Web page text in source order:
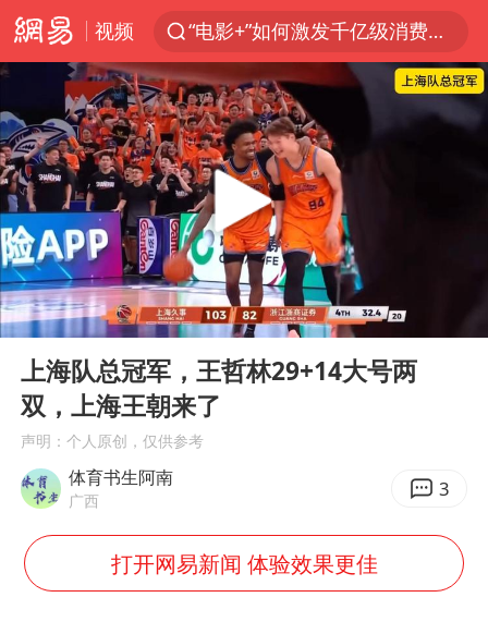
视频
“电影+”如何激发千亿级消费新活力？
泉州市委书记张毅恭被查
台风白海豚已进入24小时警戒线
国乒男单横滨冠军赛全军覆没
四川宜宾高县4.9级地震致1死
38岁演员求职万岁山NPC成功
秋天的第一杯奶茶到底有多火
美股存储板块集体大跌
日本试射“战斧”导弹，国防部回应
U17国足点球大战淘汰河床晋级决赛
Play
00:00 01:02
上海队总冠军，王哲林29+14大号两
双，上海王朝来了
声明：个人原创，仅供参考
体育书生阿南
广西 3
打开网易新闻 体验效果更佳